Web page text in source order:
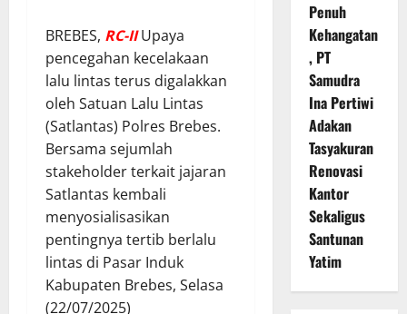
BREBES, RC-IIUpaya
pencegahan kecelakaan
lalu lintas terus digalakkan
oleh Satuan Lalu Lintas
(Satlantas) Polres Brebes.
Bersama sejumlah
stakeholder terkait jajaran
Satlantas kembali
menyosialisasikan
pentingnya tertib berlalu
lintas di Pasar Induk
Kabupaten Brebes, Selasa
(22/07/2025)
Penuh
Kehangatan
, PT
Samudra
Ina Pertiwi
Adakan
Tasyakuran
Renovasi
Kantor
Sekaligus
Santunan
Yatim